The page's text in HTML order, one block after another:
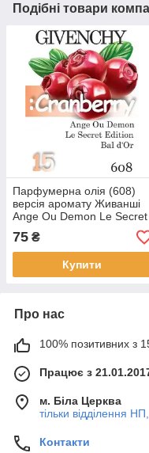
Подібні товари
Парфумерна олія (608)
версія аромату Живанші
Ange Ou Demon Le Secret
Edition Bal d'Or — 15 мл у
ролоні
75 ₴
Купити
Про нас
100% позитивних з 15
Працює з
м. Біла Церква
тільки відділення
Контакти